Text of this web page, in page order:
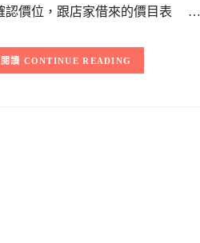
認價位，跟店家借來的價目表 …
CONTINUE READING